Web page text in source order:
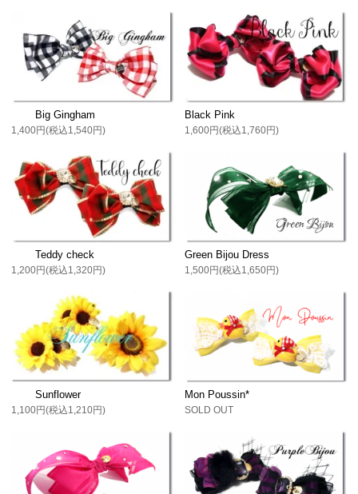
Big Gingham
1,400円(税込1,540円)
Black Pink
1,600円(税込1,760円)
Teddy check
1,200円(税込1,320円)
Green Bijou Dress
1,500円(税込1,650円)
Sunflower
1,100円(税込1,210円)
Mon Poussin*
SOLD OUT